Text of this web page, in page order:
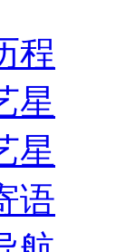
程
星
星
语